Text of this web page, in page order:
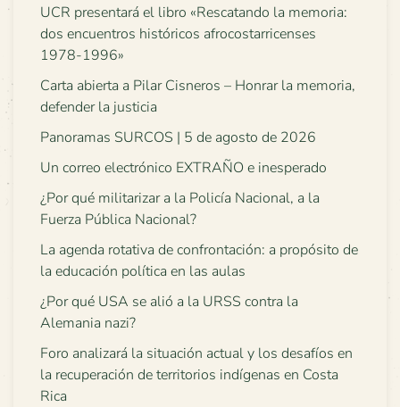
UCR presentará el libro «Rescatando la memoria:
dos encuentros históricos afrocostarricenses
1978-1996»
Carta abierta a Pilar Cisneros – Honrar la memoria,
defender la justicia
Panoramas SURCOS | 5 de agosto de 2026
Un correo electrónico EXTRAÑO e inesperado
¿Por qué militarizar a la Policía Nacional, a la
Fuerza Pública Nacional?
La agenda rotativa de confrontación: a propósito de
la educación política en las aulas
¿Por qué USA se alió a la URSS contra la
Alemania nazi?
Foro analizará la situación actual y los desafíos en
la recuperación de territorios indígenas en Costa
Rica